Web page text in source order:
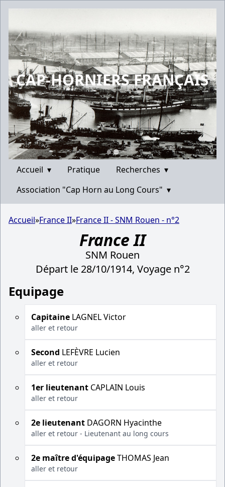
CAP-HORNIERS FRANÇAIS
Accueil ▾ Pratique Recherches ▾
Association "Cap Horn au Long Cours" ▾
Accueil»France II»France II - SNM Rouen - n°2
France II
SNM Rouen
Départ le 28/10/1914, Voyage n°2
Equipage
Capitaine LAGNEL Victor
aller et retour
Second LEFÈVRE Lucien
aller et retour
1er lieutenant CAPLAIN Louis
aller et retour
2e lieutenant DAGORN Hyacinthe
aller et retour - Lieutenant au long cours
2e maître d'équipageTHOMAS Jean
aller et retour